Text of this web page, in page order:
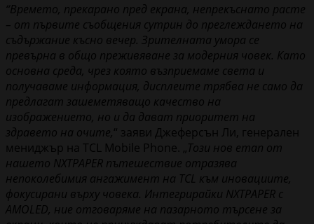
“Времето, прекарано пред екрана, непрекъснато расте
– от първите съобщения сутрин до преглеждането на
съдържание късно вечер. Зрителната умора се
превърна в общо преживяване за модерния човек. Като
основна среда, чрез която възприемаме света и
получаваме информация, дисплеите трябва не само да
предлагат зашеметяващо качество на
изображението, но и да дават приоритет на
здравето на очите,“ заяви Джеферсън Ли, генерален
мениджър на TCL Mobile Phone. „Този нов етап от
нашето NXTPAPER пътешествие отразява
непоколебимия ангажимент на TCL към иновациите,
фокусирани върху човека. Интегрирайки NXTPAPER с
AMOLED, ние отговаряме на пазарното търсене за